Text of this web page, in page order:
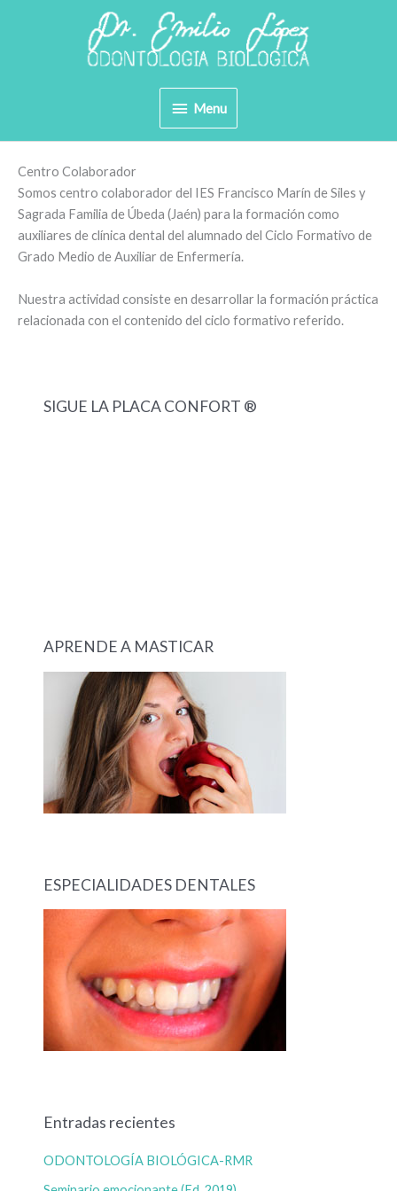
Menu
Menu
Centro Colaborador
Somos centro colaborador del IES Francisco Marín de Siles y
Sagrada Familia de Úbeda (Jaén) para la formación como
auxiliares de clínica dental del alumnado del Ciclo Formativo de
Grado Medio de Auxiliar de Enfermería.
Nuestra actividad consiste en desarrollar la formación práctica
relacionada con el contenido del ciclo formativo referido.
SIGUE LA PLACA CONFORT ®
APRENDE A MASTICAR
ESPECIALIDADES DENTALES
Entradas recientes
ODONTOLOGÍA BIOLÓGICA-RMR